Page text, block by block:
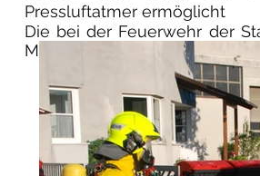
Pressluftatmer ermöglicht
Die bei der Feuerwehr der
Modelle sind